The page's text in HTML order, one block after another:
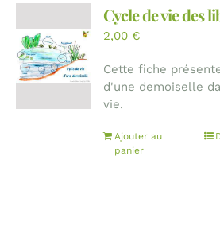
Cycle de vie des
2,00 €
Cette fiche
d'une demoiselle
vie.
Ajouter au
panier